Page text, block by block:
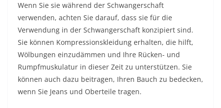
Wenn Sie sie während der Schwangerschaft
verwenden, achten Sie darauf, dass sie für die
Verwendung in der Schwangerschaft konzipiert sind.
Sie können Kompressionskleidung erhalten, die hilft,
Wölbungen einzudämmen und Ihre Rücken- und
Rumpfmuskulatur in dieser Zeit zu unterstützen. Sie
können auch dazu beitragen, Ihren Bauch zu bedecken,
wenn Sie Jeans und Oberteile tragen.